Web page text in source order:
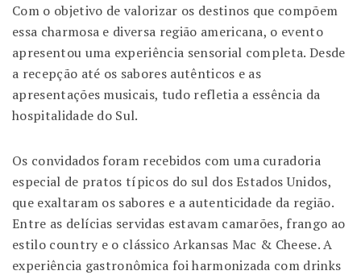
Com o objetivo de valorizar os destinos que compõem
essa charmosa e diversa região americana, o evento
apresentou uma experiência sensorial completa. Desde
a recepção até os sabores autênticos e as
apresentações musicais, tudo refletia a essência da
hospitalidade do Sul.
Os convidados foram recebidos com uma curadoria
especial de pratos típicos do sul dos Estados Unidos,
que exaltaram os sabores e a autenticidade da região.
Entre as delícias servidas estavam camarões, frango ao
estilo country e o clássico Arkansas Mac & Cheese. A
experiência gastronômica foi harmonizada com drinks